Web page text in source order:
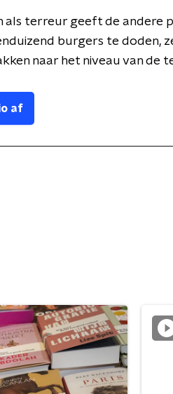
als terreur geeft de andere
burgers te doden,
naar het niveau van de
af